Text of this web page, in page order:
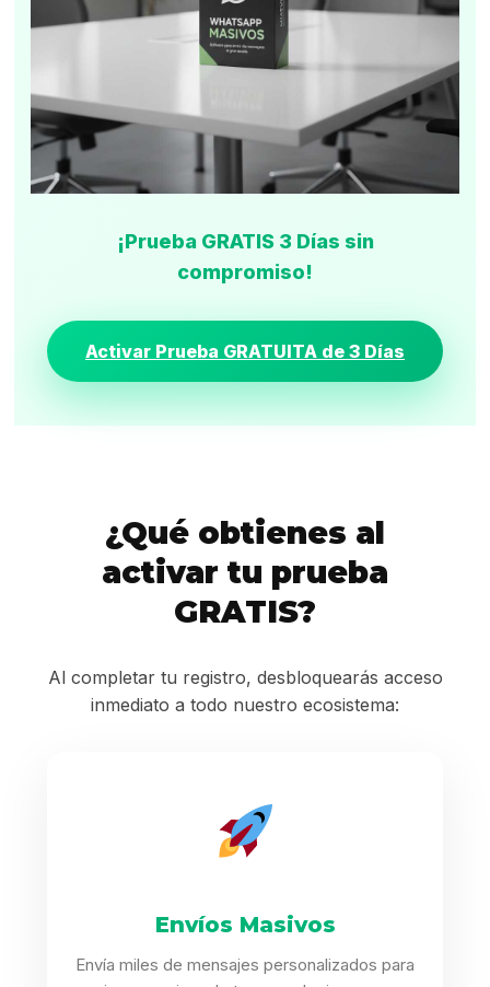
¡Prueba GRATIS 3 Días sin
compromiso!
Activar Prueba GRATUITA de 3 Días
¿Qué obtienes al
activar tu prueba
GRATIS?
Al completar tu registro, desbloquearás acceso
inmediato a todo nuestro ecosistema:
Envíos Masivos
Envía miles de mensajes personalizados para